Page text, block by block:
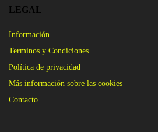
LEGAL
Información
Terminos y Condiciones
Política de privacidad
Más información sobre las cookies
Contacto